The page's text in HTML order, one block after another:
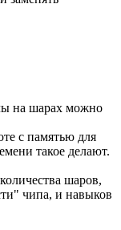
на шарах можно
с памятью для
такое делают.
шаров,
чипа, и навыков